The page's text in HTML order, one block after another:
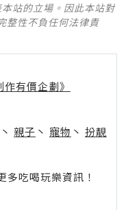
站的立場。因此本站對
整性不負任何法律責
有價企劃》
丶 親子 丶 寵物 丶 扮靚
吃喝玩樂資訊！